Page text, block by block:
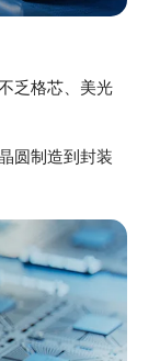
乏格芯、美光
圆制造到封装